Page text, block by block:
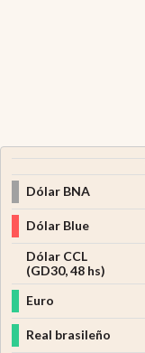
Dólar BNA
Dólar Blue
Dólar CCL
(GD30, 48 hs)
Euro
Real brasileño